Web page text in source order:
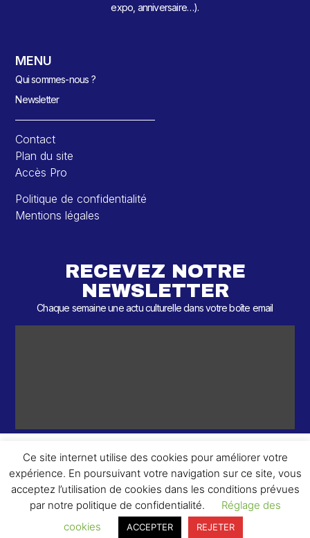
expo, anniversaire…).
MENU
Qui sommes-nous ?
Newsletter
Contact
Plan du site
Accès Pro
Politique de confidentialité
Mentions légales
RECEVEZ NOTRE
NEWSLETTER
Chaque semaine une actu culturelle dans votre boîte email
© 2026 – 2 ème Round – Tous droits réservés.
Ce site internet utilise des cookies pour améliorer votre
expérience. En poursuivant votre navigation sur ce site, vous
acceptez l’utilisation de cookies dans les conditions prévues
par notre politique de confidentialité.
Réglage des
cookies
ACCEPTER REJETER